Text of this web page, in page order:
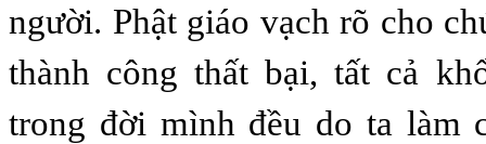
người. Phật giáo vạch rõ cho
thành công thất bại, tất cả
trong đời mình đều do ta làm